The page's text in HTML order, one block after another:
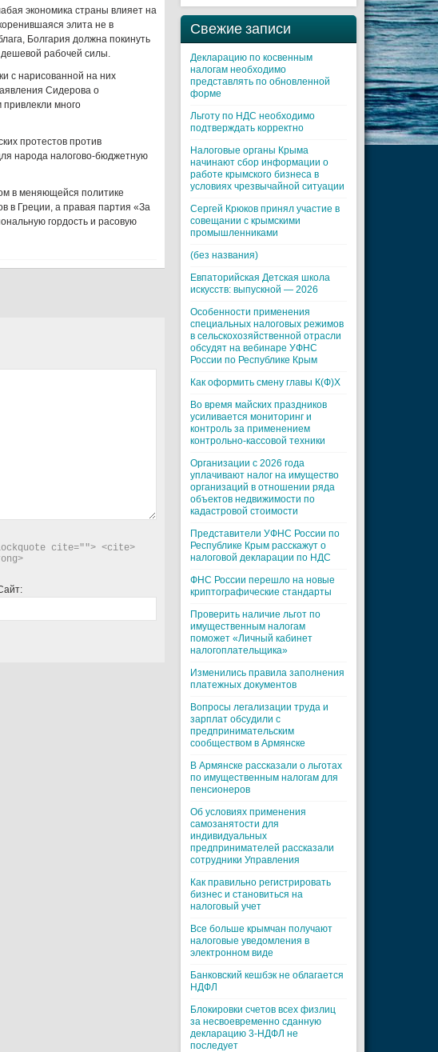
экономика страны влияет на
элита не в
Болгария должна покинуть
дешевой рабочей силы.
с нарисованной на них
Сидерова о
много
протестов против
народа налогово-бюджетную
в меняющейся политике
в Греции, а правая партия «За
гордость и расовую
cite=""> <cite>
Свежие записи
Декларацию по косвенным
налогам необходимо
представлять по обновленной
форме
Льготу по НДС необходимо
подтверждать корректно
Налоговые органы Крыма
начинают сбор информации о
работе крымского бизнеса в
условиях чрезвычайной ситуации
Cергей Крюков принял участие в
совещании с крымскими
промышленниками
(без названия)
Евпаторийская Детская школа
искусств: выпускной — 2026
Особенности применения
специальных налоговых режимов
в сельскохозяйственной отрасли
обсудят на вебинаре УФНС
России по Республике Крым
Как оформить смену главы К(Ф)Х
Во время майских праздников
усиливается мониторинг и
контроль за применением
контрольно-кассовой техники
Организации с 2026 года
уплачивают налог на имущество
организаций в отношении ряда
объектов недвижимости по
кадастровой стоимости
Представители УФНС России по
Республике Крым расскажут о
налоговой декларации по НДС
ФНС России перешло на новые
криптографические стандарты
Проверить наличие льгот по
имущественным налогам
поможет «Личный кабинет
налогоплательщика»
Изменились правила заполнения
платежных документов
Вопросы легализации труда и
зарплат обсудили с
предпринимательским
сообществом в Армянске
В Армянске рассказали о льготах
по имущественным налогам для
пенсионеров
Об условиях применения
самозанятости для
индивидуальных
предпринимателей рассказали
сотрудники Управления
Как правильно регистрировать
бизнес и становиться на
налоговый учет
Все больше крымчан получают
налоговые уведомления в
электронном виде
Банковский кешбэк не облагается
НДФЛ
Блокировки счетов всех физлиц
за несвоевременно сданную
декларацию 3-НДФЛ не
последует